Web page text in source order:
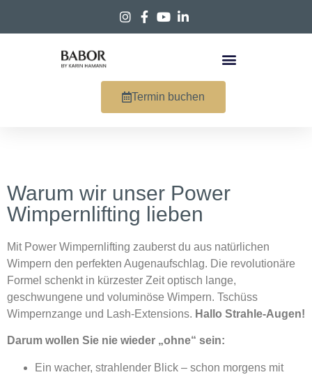
Termin buchen
Warum wir unser Power
Wimpernlifting lieben
Mit Power Wimpernlifting zauberst du aus natürlichen
Wimpern den perfekten Augenaufschlag. Die revolutionäre
Formel schenkt in kürzester Zeit optisch lange,
geschwungene und voluminöse Wimpern. Tschüss
Wimpernzange und Lash-Extensions. Hallo Strahle-Augen!
Darum wollen Sie nie wieder „ohne“ sein:
Ein wacher, strahlender Blick – schon morgens mit